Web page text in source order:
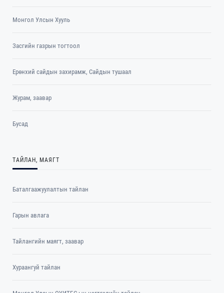
Монгол Улсын Хууль
Засгийн газрын тогтоол
Ерөнхий сайдын захирамж, Сайдын тушаал
Журам, заавар
Бусад
ТАЙЛАН, МАЯГТ
Баталгаажуулалтын тайлан
Гарын авлага
Тайлангийн маягт, заавар
Хураангуй тайлан